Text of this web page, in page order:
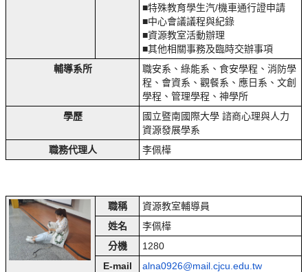
■特殊教育學生汽/機車通行證申請
■中心會議議程與紀錄
■資源教室活動辦理
■其他相關事務及臨時交辦事項
輔導系所
職安系、綠能系、食安學程、消防學
程、會資系、觀餐系、應日系、文創
學程、管理學程、神學所
學歷
國立暨南國際大學 諮商心理與人力
資源發展學系
職務代理人
李佩樺
職稱
資源教室輔導員
姓名
李佩樺
分機
1280
E-mail
alna0926@mail.cjcu.edu.tw